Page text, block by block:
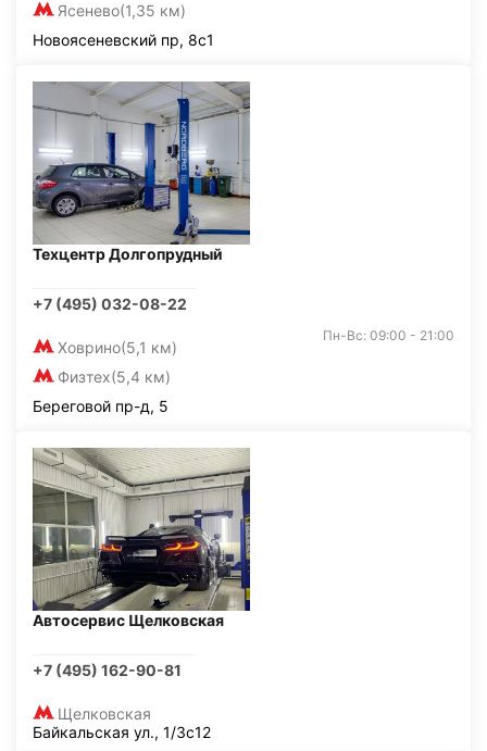
Ясенево(1,35 км)
Новоясеневский пр, 8с1
Техцентр Долгопрудный
+7 (495) 032-08-22
Ховрино(5,1 км)
Физтех(5,4 км)
Пн-Вс: 09:00 - 21:00
Береговой пр-д, 5
Автосервис Щелковская
+7 (495) 162-90-81
Щелковская
Байкальская ул., 1/3с12